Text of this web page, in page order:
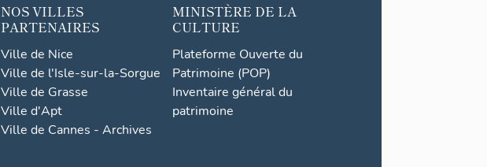
NOS VILLES
PARTENAIRES
Ville de Nice
Ville de l'Isle-sur-la-Sorgue
Ville de Grasse
Ville d'Apt
Ville de Cannes - Archives
MINISTÈRE DE LA
CULTURE
Plateforme Ouverte du
Patrimoine (POP)
Inventaire général du
patrimoine